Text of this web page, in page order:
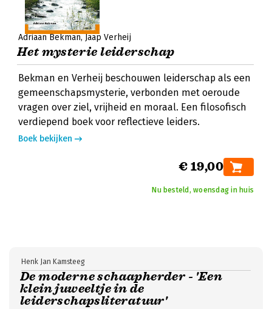
Adriaan Bekman Jaap Verheij
Het mysterie leiderschap
Bekman en Verheij beschouwen leiderschap als een
gemeenschapsmysterie, verbonden met oeroude
vragen over ziel, vrijheid en moraal. Een filosofisch
verdiepend boek voor reflectieve leiders.
Boek bekijken
€ 19,00
Nu besteld, woensdag in huis
De moderne schaapherder - 'Een
klein juweeltje in de
leiderschapsliteratuur'
Henk Jan Kamsteeg